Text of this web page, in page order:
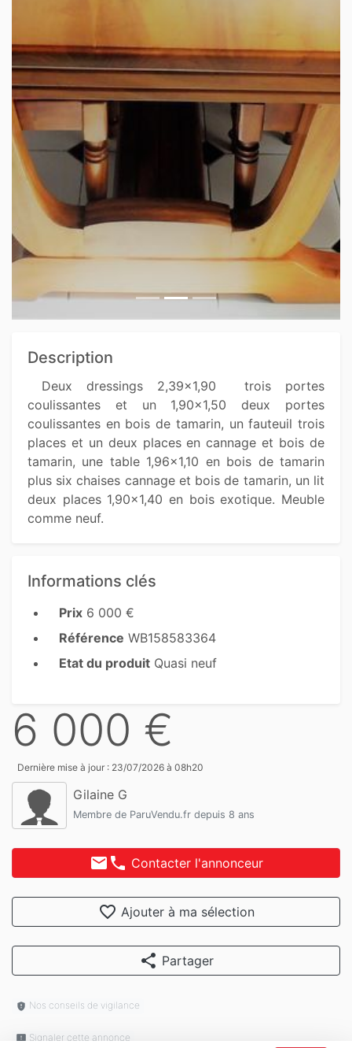
Description
coulissantes et un 1,90x1,50 deux portes
coulissantes en bois de tamarin, un fauteuil trois
places et un deux places en cannage et bois de
tamarin, une table 1,96x1,10 en bois de tamarin
plus six chaises cannage et bois de tamarin, un lit
deux places 1,90x1,40 en bois exotique. Meuble
comme neuf.
Informations clés
Prix 6 000 €
Référence WB158583364
Etat du produit Quasi neuf
6 000 €
Dernière mise à jour : 23/07/2026 à 08h20
Gilaine G
Membre de ParuVendu.fr depuis 8 ans
mail phone Contacter l'annonceur
favorite_border Ajouter à ma sélection
share Partager
gpp_maybe Nos conseils de vigilance
feedback Signaler cette annonce